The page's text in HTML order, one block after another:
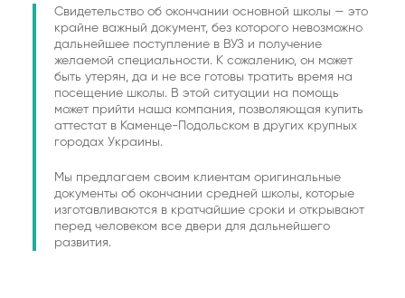
Свидетельство об окончании основной школы — это
крайне важный документ, без которого невозможно
дальнейшее поступление в ВУЗ и получение
желаемой специальности. К сожалению, он может
быть утерян, да и не все готовы тратить время на
посещение школы. В этой ситуации на помощь
может прийти наша компания, позволяющая купить
аттестат в Каменце-Подольском в других крупных
городах Украины.
Мы предлагаем своим клиентам оригинальные
документы об окончании средней школы, которые
изготавливаются в кратчайшие сроки и открывают
перед человеком все двери для дальнейшего
развития.